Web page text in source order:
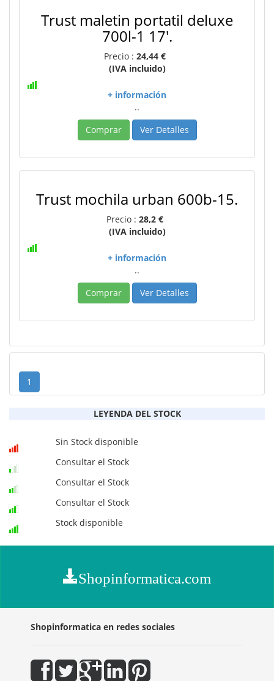
Trust maletin portatil deluxe
700l-1 17'.
Precio : 24,44 €
(IVA incluido)
+ información
..
Comprar
Ver Detalles
Trust mochila urban 600b-15.
Precio : 28,2 €
(IVA incluido)
+ información
..
Comprar
Ver Detalles
1
LEYENDA DEL STOCK
Sin Stock disponible
Consultar el Stock
Consultar el Stock
Consultar el Stock
Stock disponible
Shopinformatica.com
Shopinformatica en redes sociales